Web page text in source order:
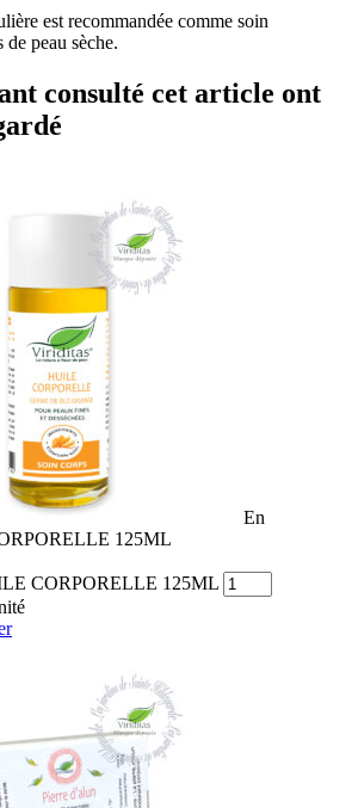
est recommandée comme soin
de peau sèche.
consulté cet article ont
En
125ML
CORPORELLE 125ML